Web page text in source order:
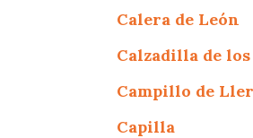
Calera de León
Calzadilla de
Campillo de
Capilla